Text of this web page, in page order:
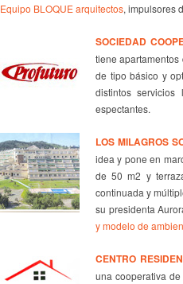
Equipo BLOQUE arquitectos, impulsores
SOCIEDAD
tiene
de tipo básico y
distintos
espectantes.
LOS MILAGROS
idea y pone en
de 50 m2 y
continuada y
su presidenta
y modelo de
CENTRO
una cooperativa